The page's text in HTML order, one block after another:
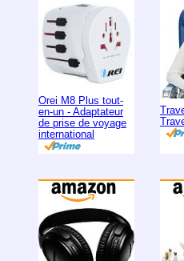
Orei M8 Plus tout-
en-un - Adaptateur
de prise de voyage
international